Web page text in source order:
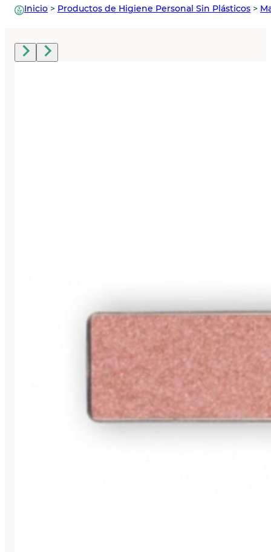
Inicio > Productos de Higiene Personal Sin Plásticos >